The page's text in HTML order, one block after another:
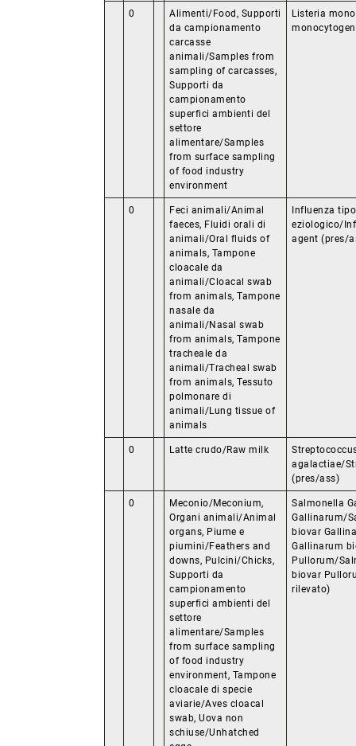
0
Alimenti/Food, Supporti
da campionamento
carcasse
animali/Samples from
sampling of carcasses,
Supporti da
campionamento
superfici ambienti del
settore
alimentare/Samples
from surface sampling
of food industry
environment
Listeria
0
Feci animali/Animal
faeces, Fluidi orali di
animali/Oral fluids of
animals, Tampone
cloacale da
animali/Cloacal swab
from animals, Tampone
nasale da
animali/Nasal swab
from animals, Tampone
tracheale da
animali/Tracheal swab
from animals, Tessuto
polmonare di
animali/Lung tissue of
animals
Influenza
eziologico/
agent (pres/
0 Latte crudo/Raw milk
agalactiae/
(pres/ass)
0
Meconio/Meconium,
Organi animali/Animal
organs, Piume e
piumini/Feathers and
downs, Pulcini/Chicks,
Supporti da
campionamento
superfici ambienti del
settore
alimentare/Samples
from surface sampling
of food industry
environment, Tampone
cloacale di specie
aviarie/Aves cloacal
swab, Uova non
schiuse/Unhatched
Salmonella
Gallinarum/
biovar
Gallinarum
Pullorum/
biovar
rilevato)